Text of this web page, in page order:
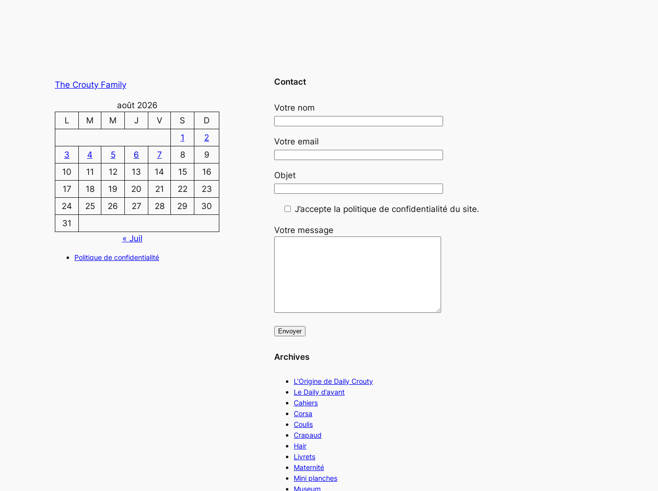
The Crouty Family
août 2026
L
M M J V S
D
1
2
3
4 5 6 7 8
9
10
11 12 13 14 15
16
17
18 19 20 21 22
23
24
25 26 27 28 29
30
31
« Juil
Politique de confidentialité
Contact
Votre nom
Votre email
Objet
J’accepte la politique de confidentialité du site.
Votre message
Archives
L’Origine de Daily Crouty
Le Daily d’avant
Cahiers
Corsa
Coulis
Crapaud
Hair
Livrets
Maternité
Mini planches
Museum